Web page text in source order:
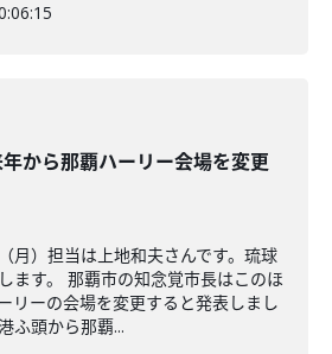
から那覇ハーリー会場を変更
月）担当は上地和夫さんです。琉球
ます。 那覇市の知念覚市長はこのほ
リーの会場を変更すると発表しまし
ふ頭から那覇...